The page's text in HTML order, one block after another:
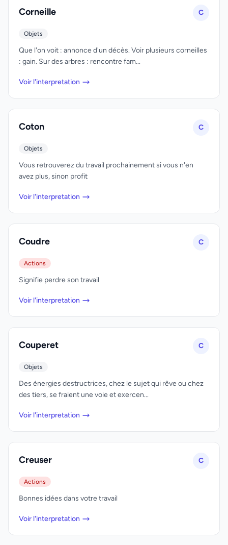
Corneille C
Objets
Que l'on voit : annonce d'un décès. Voir plusieurs corneilles
: gain. Sur des arbres : rencontre fam...
Voir l'interpretation
Coton C
Objets
Vous retrouverez du travail prochainement si vous n'en
avez plus, sinon profit
Voir l'interpretation
Coudre C
Actions
Signifie perdre son travail
Voir l'interpretation
Couperet C
Objets
Des énergies destructrices, chez le sujet qui rêve ou chez
des tiers, se fraient une voie et exercen...
Voir l'interpretation
Creuser C
Actions
Bonnes idées dans votre travail
Voir l'interpretation